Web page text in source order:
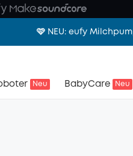
🩷 NEU: eufy
Neu BabyCare Neu